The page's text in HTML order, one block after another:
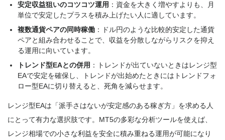
安定収益狙いのコツコツ運用 ：資金を大きく増やすよりも、月
単位で安定したプラスを積み上げたい人に適しています。
複数通貨ペアの同時稼働 ：ドル円のような比較的安定した通貨
ペアと組み合わせることで、収益を分散しながらリスクを抑え
る運用に向いています。
トレンド型EAとの併用 ：トレンドが出ていないときはレンジ型
EAで安定を確保し、トレンドが出始めたときにはトレンドフォ
ロー型EAに切り替えると、死角を減らせます。
レンジ型EAは「派手さはないが安定感のある稼ぎ方」を求める人
にとって有力な選択肢です。MT5の多彩な分析ツールを使えば、
レンジ相場での小さな利益を安全に積み重ねる運用が可能になり